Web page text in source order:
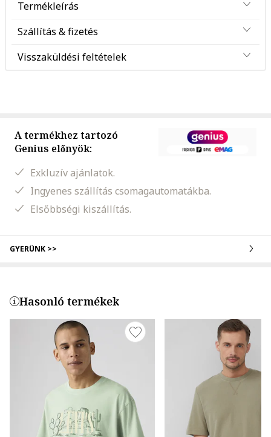
Termékleírás
Szállítás & fizetés
Visszaküldési feltételek
A termékhez tartozó
Genius előnyök:
Exkluzív ajánlatok.
Ingyenes szállítás csomagautomatákba.
Elsőbbségi kiszállítás.
GYERÜNK >>
Hasonló termékek